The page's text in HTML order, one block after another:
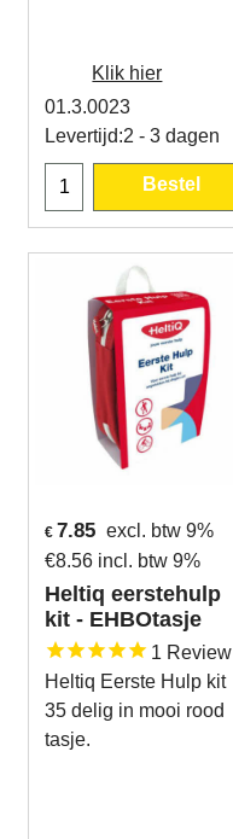
Klik hier
01.3.0023
Levertijd:2 - 3 dagen
Bestel
€ 7.85 excl. btw 9%
€8.56 incl. btw 9%
Heltiq eerstehulp
kit - EHBOtasje
1 Review
Heltiq Eerste Hulp kit
35 delig in mooi rood
tasje.